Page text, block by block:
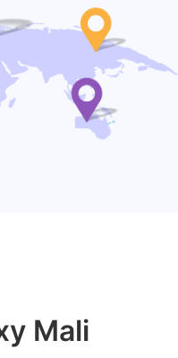
Mali